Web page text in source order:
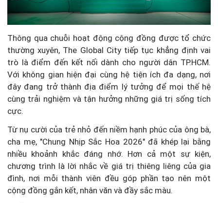
Thông qua chuỗi hoạt động cộng đồng được tổ chức
thường xuyên, The Global City tiếp tục khẳng định vai
trò là điểm đến kết nối dành cho người dân TP.HCM.
Với không gian hiện đại cùng hệ tiện ích đa dạng, nơi
đây đang trở thành địa điểm lý tưởng để mọi thế hệ
cùng trải nghiệm và tận hưởng những giá trị sống tích
cực.
Từ nụ cười của trẻ nhỏ đến niềm hạnh phúc của ông bà,
cha mẹ, "Chung Nhịp Sắc Hoa 2026" đã khép lại bằng
nhiều khoảnh khắc đáng nhớ. Hơn cả một sự kiện,
chương trình là lời nhắc về giá trị thiêng liêng của gia
đình, nơi mỗi thành viên đều góp phần tạo nên một
cộng đồng gắn kết, nhân văn và đầy sắc màu.